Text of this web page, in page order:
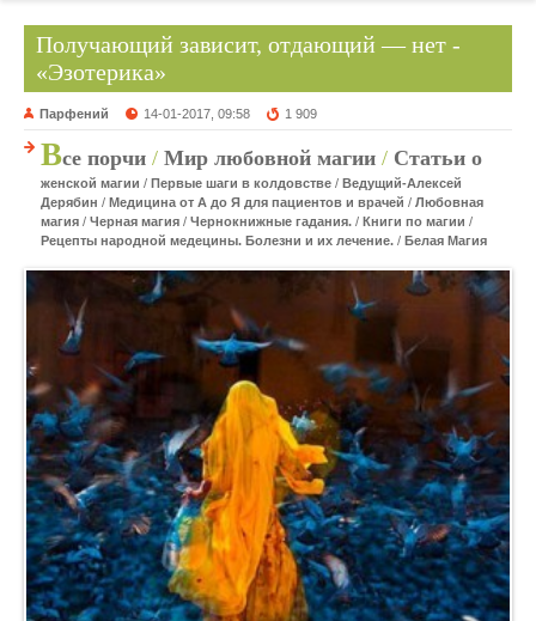
Получающий зависит, отдающий — нет -
«Эзотерика»
Парфений 14-01-2017, 09:58 1 909
Все порчи / Мир любовной магии / Статьи о
женской магии / Первые шаги в колдовстве / Ведущий-Алексей
Дерябин / Медицина от А до Я для пациентов и врачей / Любовная
магия / Черная магия / Чернокнижные гадания. / Книги по магии /
Рецепты народной медецины. Болезни и их лечение. / Белая Магия